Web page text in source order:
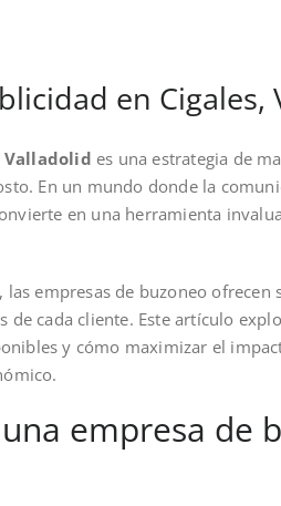
en Cigales,
Valladolid es una estrategia de
En un mundo donde la
en una herramienta
empresas de buzoneo ofrecen
de cada cliente. Este artículo
y cómo maximizar el
empresa de